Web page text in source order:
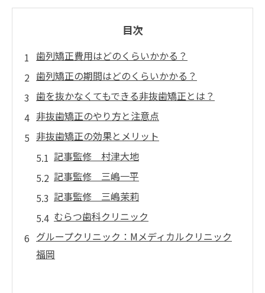
目次
歯列矯正費用はどのくらいかかる？
歯列矯正の期間はどのくらいかかる？
歯を抜かなくてもできる非抜歯矯正とは？
非抜歯矯正のやり方と注意点
非抜歯矯正の効果とメリット
記事監修 村津大地
記事監修 三嶋一平
記事監修 三嶋茉莉
むらつ歯科クリニック
グループクリニック：Mメディカルクリニック
福岡